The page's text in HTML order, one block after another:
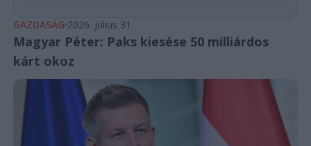
GAZDASÁG 2026. július 31.
Magyar Péter: Paks kiesése 50 milliárdos
kárt okoz